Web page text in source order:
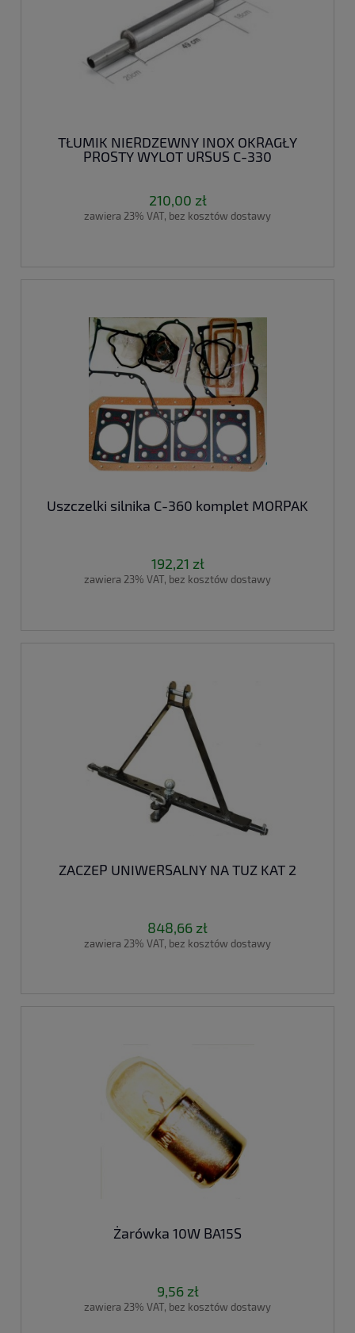
TŁUMIK NIERDZEWNY INOX OKRAGŁY
PROSTY WYLOT URSUS C-330
210,00 zł
zawiera 23% VAT, bez kosztów dostawy
Uszczelki silnika C-360 komplet MORPAK
192,21 zł
zawiera 23% VAT, bez kosztów dostawy
ZACZEP UNIWERSALNY NA TUZ KAT 2
848,66 zł
zawiera 23% VAT, bez kosztów dostawy
Żarówka 10W BA15S
9,56 zł
zawiera 23% VAT, bez kosztów dostawy